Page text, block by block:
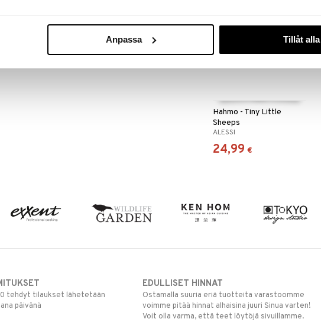
Anpassa Tillåt alla
Hahmo - Tiny Little
Sheeps
ALESSI
24,99 €
tehdyt tilaukset lähetetään
päivänä
EDULLISET HINNAT
Ostamalla suuria eriä tuotteita varastoomme
voimme pitää hinnat alhaisina juuri Sinua varten!
Voit olla varma, että teet löytöjä sivuillamme.